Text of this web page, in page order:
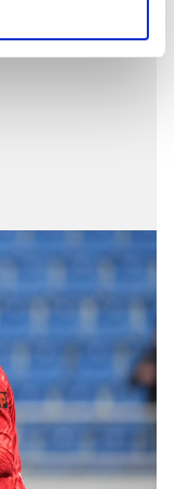
bu noktada,
İnternet
ait çerezler
çeşitli kişisel
bilgi
daha işlevsel
yönelik
amaçlarıyla